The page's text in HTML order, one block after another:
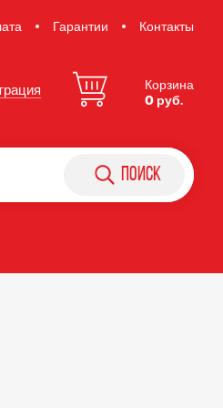
Гарантии Контакты
Корзина
0 руб.
поиск